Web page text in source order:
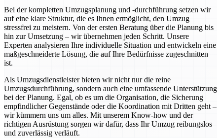
Bei der kompletten Umzugsplanung und -durchführung setzen wir
auf eine klare Struktur, die es Ihnen ermöglicht, den Umzug
stressfrei zu meistern. Von der ersten Beratung über die Planung bis
hin zur Umsetzung – wir übernehmen jeden Schritt. Unsere
Experten analysieren Ihre individuelle Situation und entwickeln eine
maßgeschneiderte Lösung, die auf Ihre Bedürfnisse zugeschnitten
ist.
Als Umzugsdienstleister bieten wir nicht nur die reine
Umzugsdurchführung, sondern auch eine umfassende Unterstützung
bei der Planung. Egal, ob es um die Organisation, die Sicherung
empfindlicher Gegenstände oder die Koordination mit Dritten geht –
wir kümmern uns um alles. Mit unserem Know-how und der
richtigen Ausrüstung sorgen wir dafür, dass Ihr Umzug reibungslos
und zuverlässig verläuft.